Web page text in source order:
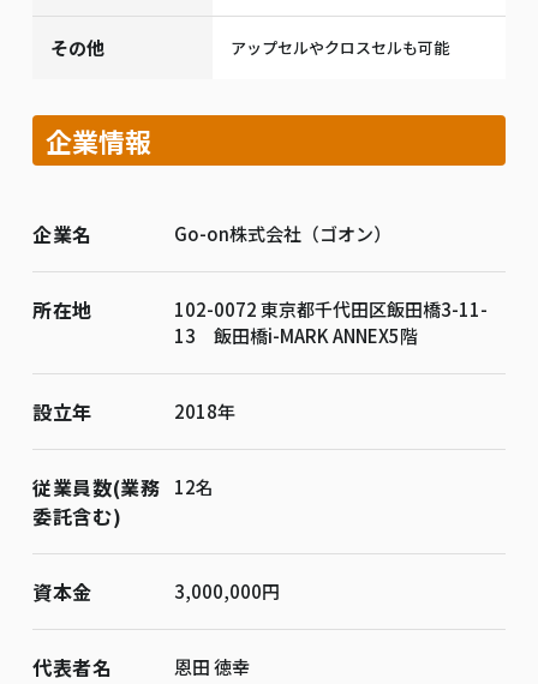
その他 アップセルやクロスセルも可能
企業情報
企業名 Go-on株式会社（ゴオン）
所在地
102-0072 東京都千代田区飯田橋3-11-
13 飯田橋i-MARK ANNEX5階
設立年 2018年
従業員数(業務
委託含む)
12名
資本金 3,000,000円
代表者名 恩田 徳幸